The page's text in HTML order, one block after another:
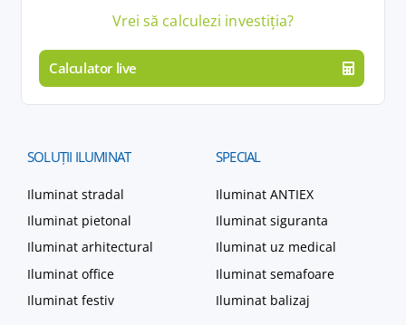
Vrei să calculezi investiția?
Calculator live
SOLUȚII ILUMINAT
Iluminat stradal
Iluminat pietonal
Iluminat arhitectural
Iluminat office
Iluminat festiv
SPECIAL
Iluminat ANTIEX
Iluminat siguranta
Iluminat uz medical
Iluminat semafoare
Iluminat balizaj